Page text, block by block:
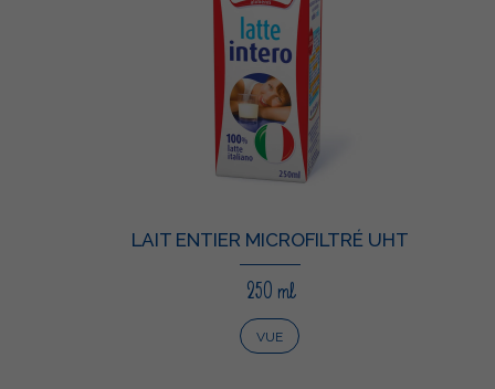
LAIT ENTIER MICROFILTRÉ UHT
250 ml
VUE